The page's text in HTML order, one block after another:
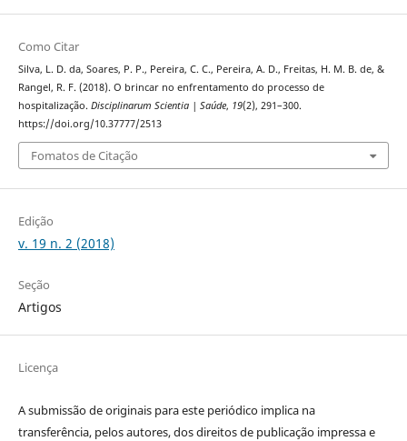
Como Citar
Silva, L. D. da, Soares, P. P., Pereira, C. C., Pereira, A. D., Freitas, H. M. B. de, &
Rangel, R. F. (2018). O brincar no enfrentamento do processo de
hospitalização. Disciplinarum Scientia | Saúde, 19(2), 291–300.
https://doi.org/10.37777/2513
Fomatos de Citação
Edição
v. 19 n. 2 (2018)
Seção
Artigos
Licença
A submissão de originais para este periódico implica na
transferência, pelos autores, dos direitos de publicação impressa e